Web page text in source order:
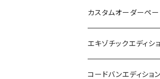
カスタムオーダーペ
エキゾチックエディシ
コードバンエディション